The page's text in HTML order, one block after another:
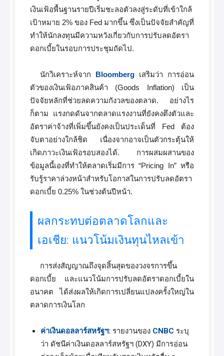
เงินเฟ้อพื้นฐานรายปีเริ่มชะลอตัวลงสู่ระดับที่เข้าใกล้
เป้าหมาย 2% ของ Fed มากขึ้น ซึ่งเป็นปัจจัยสำคัญที่
ทำให้นักลงทุนมีความหวังเกี่ยวกับการปรับลดอัตรา
ดอกเบี้ยในรอบการประชุมถัดไป.
นักวิเคราะห์จาก Bloomberg เสริมว่า การอ่อน
ตัวของเงินเฟ้อภาคสินค้า (Goods Inflation) เป็น
ปัจจัยหลักที่ช่วยลดความกังวลของตลาด. อย่างไร
ก็ตาม แรงกดดันจากตลาดแรงงานที่ยังคงตึงตัวและ
อัตราค่าจ้างที่เพิ่มขึ้นยังคงเป็นประเด็นที่ Fed ต้อง
จับตาอย่างใกล้ชิด เนื่องจากอาจเป็นตัวกระตุ้นให้
เกิดภาวะเงินเฟ้อรอบสองได้. การผสมผสานของ
ข้อมูลนี้เองที่ทำให้ตลาดเริ่มมีการ “Pricing In” หรือ
รับรู้ราคาล่วงหน้าสำหรับโอกาสในการปรับลดอัตรา
ดอกเบี้ย 0.25% ในช่วงต้นปีหน้า.
ผลกระทบต่อตลาดโลกและ
เอเชีย: แนวโน้มเงินทุนไหลเข้า
การส่งสัญญาณถึงจุดสิ้นสุดของวงจรการขึ้น
ดอกเบี้ย และแนวโน้มการปรับลดอัตราดอกเบี้ยใน
อนาคต ได้ส่งผลให้เกิดการเปลี่ยนแปลงครั้งใหญ่ใน
ตลาดการเงินโลก
ค่าเงินดอลลาร์สหรัฐฯ: รายงานของ CNBC ระบุ
ว่า ดัชนีค่าเงินดอลลาร์สหรัฐฯ (DXY) มีการอ่อน